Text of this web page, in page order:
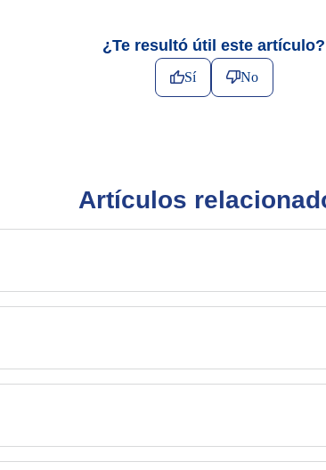
¿Te resultó útil este artículo?
Sí No
Artículos